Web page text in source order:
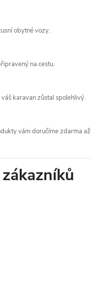
obytné vozy.
na cestu.
karavan zůstal spolehlivý.
vám doručíme zdarma až